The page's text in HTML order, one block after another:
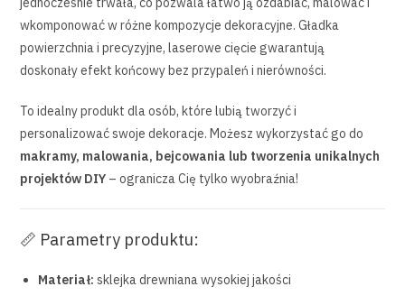
wkomponować w różne kompozycje dekoracyjne. Gładka
powierzchnia i precyzyjne, laserowe cięcie gwarantują
doskonały efekt końcowy bez przypaleń i nierówności.
To idealny produkt dla osób, które lubią tworzyć i
personalizować swoje dekoracje. Możesz wykorzystać go do
makramy, malowania, bejcowania lub tworzenia unikalnych
projektów DIY – ogranicza Cię tylko wyobraźnia!
📏 Parametry produktu:
Materiał: sklejka drewniana wysokiej jakości